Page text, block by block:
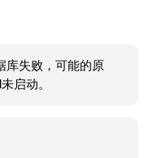
库失败，可能的原
启动。